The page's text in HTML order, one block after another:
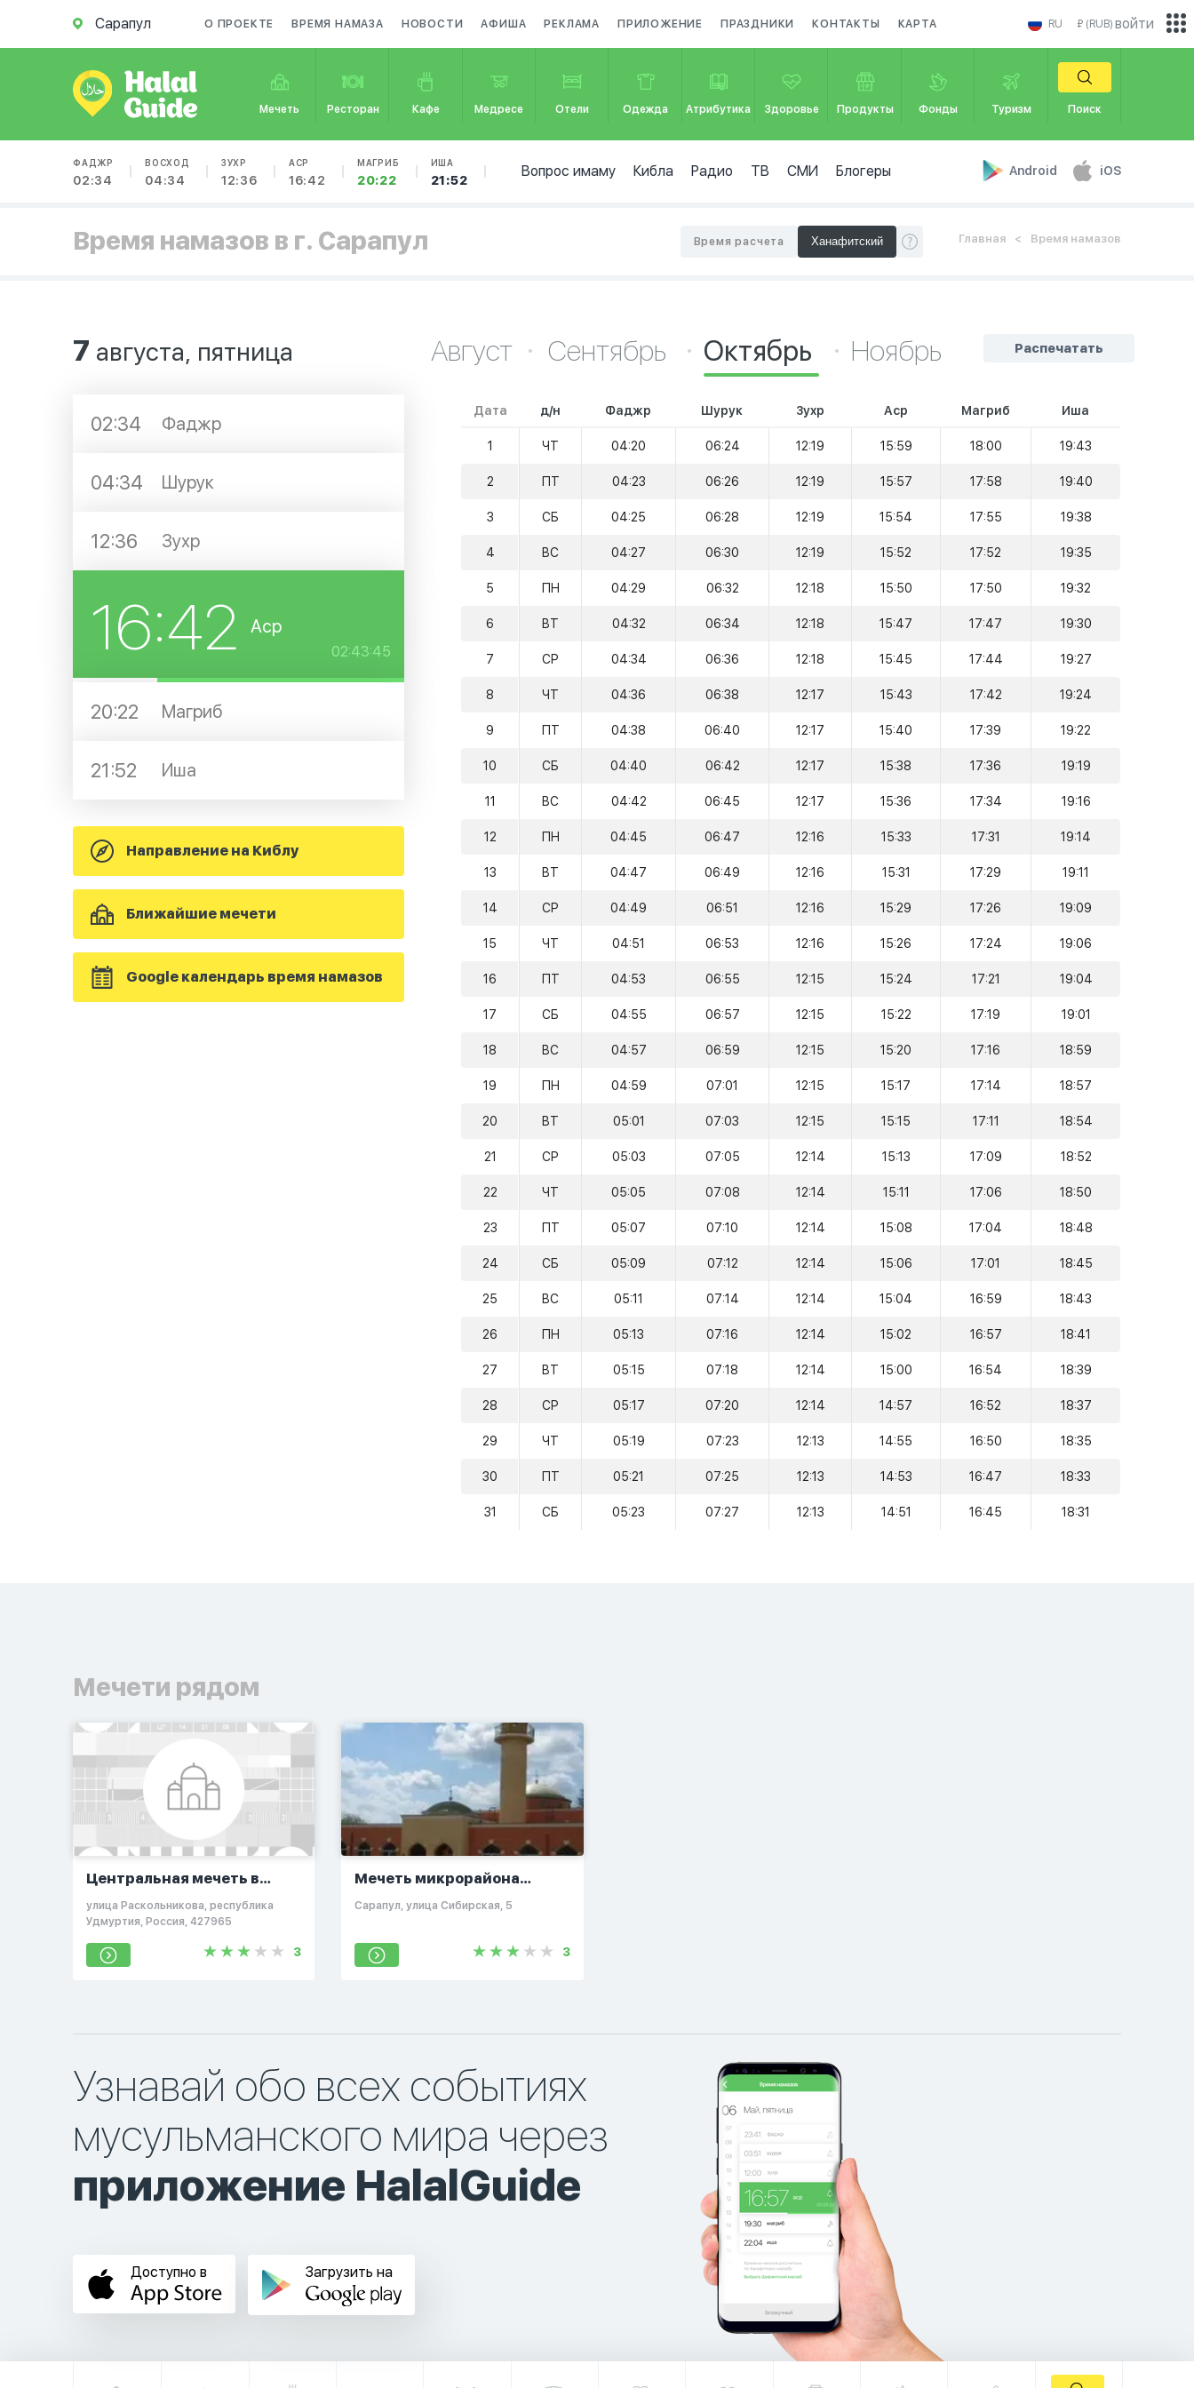
Сарапул О ПРОЕКТЕ ВРЕМЯ НАМАЗА НОВОСТИ АФИША РЕКЛАМА ПРИЛОЖЕНИЕ ПРАЗДНИКИ КОНТАКТЫ КАРТА RU ₽ (RUB)
Мечеть Ресторан Кафе Медресе Отели Одежда Атрибутика Здоровье Продукты Фонды Туризм Поиск
ФАДЖР
02:34
ВОСХОД
04:34
ЗУХР
12:36
АСР
16:42
МАГРИБ
20:22
ИША
21:52
Вопрос имаму Кибла Радио ТВ СМИ Блогеры Android iOS
войти
Время намазов в г. Сарапул Главная Время намазов
Время расчета
7 августа, пятница
02:34 Фаджр
04:34 Шурук
12:36 Зухр
16:42 Аср
02:43:44
20:22 Магриб
21:52 Иша
Направление на Киблу
Ближайшие мечети
Google календарь время намазов
Распечатать
Август Сентябрь Октябрь Ноябрь
Дата д/н Фаджр Шурук Зухр Аср Магриб Иша
1 ЧТ 04:20 06:24 12:19 15:59 18:00 19:43
2 ПТ 04:23 06:26 12:19 15:57 17:58 19:40
3 СБ 04:25 06:28 12:19 15:54 17:55 19:38
4 ВС 04:27 06:30 12:19 15:52 17:52 19:35
5 ПН 04:29 06:32 12:18 15:50 17:50 19:32
6 ВТ 04:32 06:34 12:18 15:47 17:47 19:30
7 СР 04:34 06:36 12:18 15:45 17:44 19:27
8 ЧТ 04:36 06:38 12:17 15:43 17:42 19:24
9 ПТ 04:38 06:40 12:17 15:40 17:39 19:22
10 СБ 04:40 06:42 12:17 15:38 17:36 19:19
11 ВС 04:42 06:45 12:17 15:36 17:34 19:16
12 ПН 04:45 06:47 12:16 15:33 17:31 19:14
13 ВТ 04:47 06:49 12:16 15:31 17:29 19:11
14 СР 04:49 06:51 12:16 15:29 17:26 19:09
15 ЧТ 04:51 06:53 12:16 15:26 17:24 19:06
16 ПТ 04:53 06:55 12:15 15:24 17:21 19:04
17 СБ 04:55 06:57 12:15 15:22 17:19 19:01
18 ВС 04:57 06:59 12:15 15:20 17:16 18:59
19 ПН 04:59 07:01 12:15 15:17 17:14 18:57
20 ВТ 05:01 07:03 12:15 15:15 17:11 18:54
21 СР 05:03 07:05 12:14 15:13 17:09 18:52
22 ЧТ 05:05 07:08 12:14 15:11 17:06 18:50
23 ПТ 05:07 07:10 12:14 15:08 17:04 18:48
24 СБ 05:09 07:12 12:14 15:06 17:01 18:45
25 ВС 05:11 07:14 12:14 15:04 16:59 18:43
26 ПН 05:13 07:16 12:14 15:02 16:57 18:41
27 ВТ 05:15 07:18 12:14 15:00 16:54 18:39
28 СР 05:17 07:20 12:14 14:57 16:52 18:37
29 ЧТ 05:19 07:23 12:13 14:55 16:50 18:35
30 ПТ 05:21 07:25 12:13 14:53 16:47 18:33
31 СБ 05:23 07:27 12:13 14:51 16:45 18:31
Мечети рядом
Центральная мечеть в
Сарапуле
улица Раскольникова, республика
Удмуртия, Россия, 427965
3
Мечеть микрорайона
“Элеконд”
Сарапул, улица Сибирская, 5
3
Узнавай обо всех событиях
мусульманского мира через
приложение HalalGuide
Доступно в Загрузить на